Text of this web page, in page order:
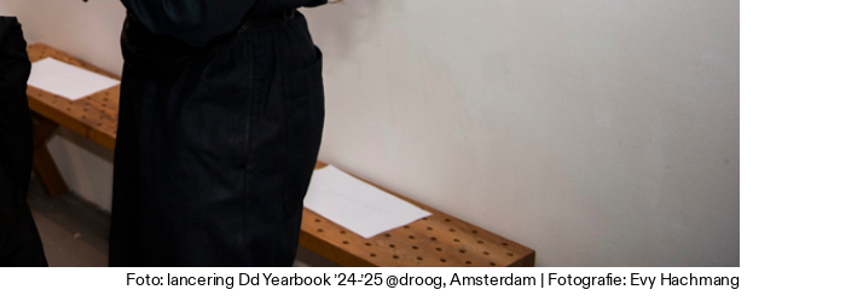
Foto: lancering Dd Yearbook ’24-’25 @droog, Amsterdam | Fotografie: Evy Hachmang